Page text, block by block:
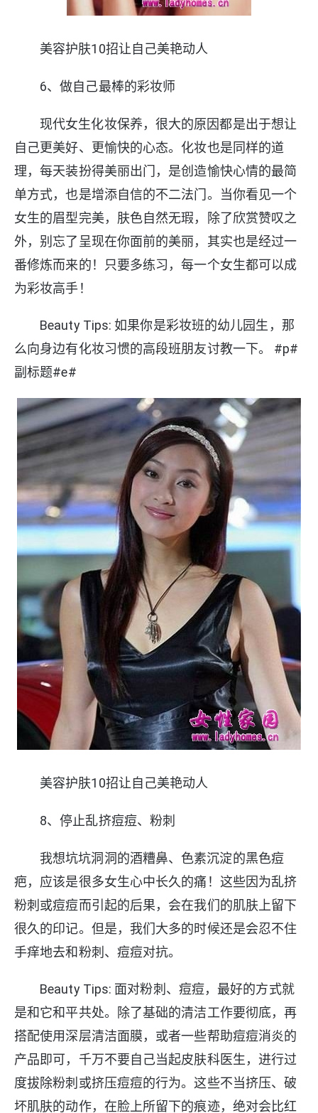
美容护肤10招让自己美艳动人
6、做自己最棒的彩妆师
现代女生化妆保养，很大的原因都是出于想让
自己更美好、更愉快的心态。化妆也是同样的道
理，每天装扮得美丽出门，是创造愉快心情的最简
单方式，也是增添自信的不二法门。当你看见一个
女生的眉型完美，肤色自然无瑕，除了欣赏赞叹之
外，别忘了呈现在你面前的美丽，其实也是经过一
番修炼而来的！只要多练习，每一个女生都可以成
为彩妆高手！
Beauty Tips: 如果你是彩妆班的幼儿园生，那
么向身边有化妆习惯的高段班朋友讨教一下。 #p#
副标题#e#
美容护肤10招让自己美艳动人
8、停止乱挤痘痘、粉刺
我想坑坑洞洞的酒糟鼻、色素沉淀的黑色痘
疤，应该是很多女生心中长久的痛！这些因为乱挤
粉刺或痘痘而引起的后果，会在我们的肌肤上留下
很久的印记。但是，我们大多的时候还是会忍不住
手痒地去和粉刺、痘痘对抗。
Beauty Tips: 面对粉刺、痘痘，最好的方式就
是和它和平共处。除了基础的清洁工作要彻底，再
搭配使用深层清洁面膜，或者一些帮助痘痘消炎的
产品即可，千万不要自己当起皮肤科医生，进行过
度拔除粉刺或挤压痘痘的行为。这些不当挤压、破
坏肌肤的动作，在脸上所留下的痕迹，绝对会比红